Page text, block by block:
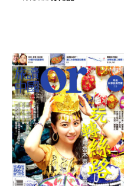
原
始
價
格：
NT$199。
目
前
價
格：
NT$80。